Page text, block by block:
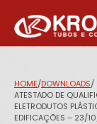
HOME/DOWNLOADS/
ATESTADO DE
ELETRODUTOS
EDIFICAÇÕES – 23/